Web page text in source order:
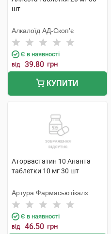
шт
Алкалоїд АД-Скоп'є
Є в наявності
від 39.80 грн
КУПИТИ
Аторвастатин 10 Ананта
таблетки 10 мг 30 шт
Артура Фармасьютікалз
Є в наявності
від 46.50 грн